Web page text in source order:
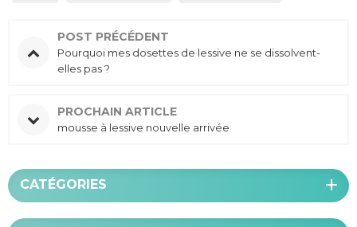
POST PRÉCÉDENT
Pourquoi mes dosettes de lessive ne se dissolvent-
elles pas ?
PROCHAIN ARTICLE
mousse à lessive nouvelle arrivée
CATÉGORIES